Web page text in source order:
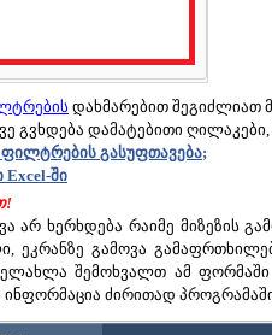
დახმარებით შეგიძლიათ
გვხდება დამატებითი
ფილტრების გასუფთავება;
ში
არ ხერხდება რაიმე მიზეზის
ეკრანზე გამოვა
შემოხვალთ ამ
ძირითად პროგრამაში